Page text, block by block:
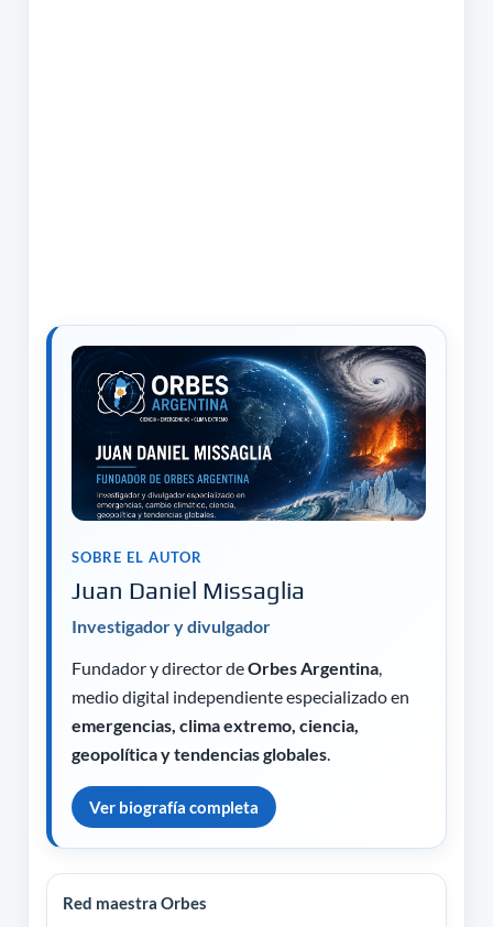
SOBRE EL AUTOR
Juan Daniel Missaglia
Investigador y divulgador
Fundador y director deOrbes Argentina,
medio digital independiente especializado en
emergencias, clima extremo, ciencia,
geopolítica y tendencias globales.
Ver biografía completa
Red maestra Orbes